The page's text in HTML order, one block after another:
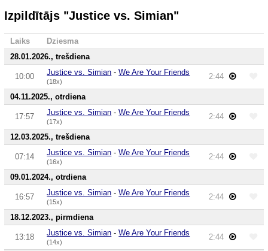
Izpildītājs "Justice vs. Simian"
Laiks
Dziesma
28.01.2026., trešdiena
10:00 Justice vs. Simian -We Are Your Friends
(18x)
2:44
04.11.2025., otrdiena
17:57 Justice vs. Simian -We Are Your Friends
(17x)
2:44
12.03.2025., trešdiena
07:14 Justice vs. Simian -We Are Your Friends
(16x)
2:44
09.01.2024., otrdiena
16:57 Justice vs. Simian -We Are Your Friends
(15x)
2:44
18.12.2023., pirmdiena
13:18 Justice vs. Simian -We Are Your Friends
(14x)
2:44